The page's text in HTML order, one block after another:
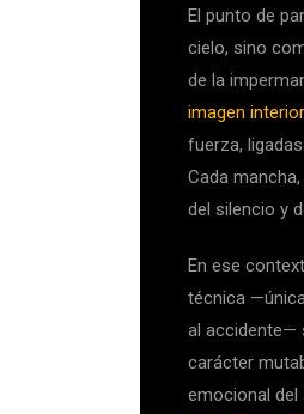
El punto de
cielo, sino
de la
imagen
fuerza,
Cada
del silencio y
En ese
técnica
al accidente—
carácter
emocional del